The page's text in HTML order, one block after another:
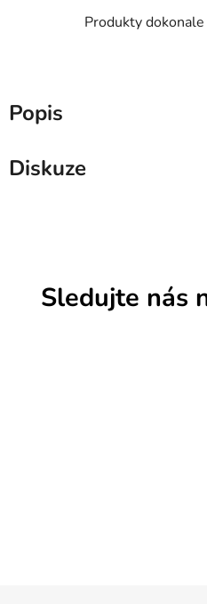
Produkty dokonale
Popis
Diskuze
Sledujte nás